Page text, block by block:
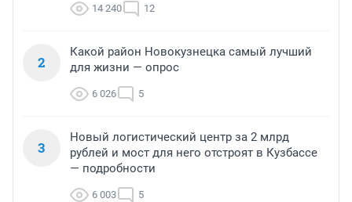
14 240 12
2
Какой район Новокузнецка самый лучший
для жизни — опрос
6 026 5
3
Новый логистический центр за 2 млрд
рублей и мост для него отстроят в Кузбассе
— подробности
6 003 5